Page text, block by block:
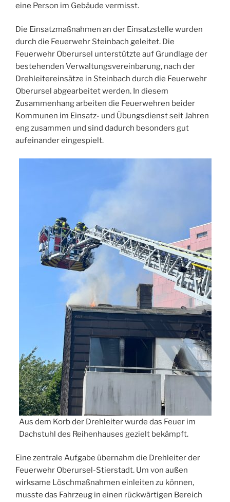
eine Person im Gebäude vermisst.
Die Einsatzmaßnahmen an der Einsatzstelle wurden
durch die Feuerwehr Steinbach geleitet. Die
Feuerwehr Oberursel unterstützte auf Grundlage der
bestehenden Verwaltungsvereinbarung, nach der
Drehleitereinsätze in Steinbach durch die Feuerwehr
Oberursel abgearbeitet werden. In diesem
Zusammenhang arbeiten die Feuerwehren beider
Kommunen im Einsatz- und Übungsdienst seit Jahren
eng zusammen und sind dadurch besonders gut
aufeinander eingespielt.
Aus dem Korb der Drehleiter wurde das Feuer im
Dachstuhl des Reihenhauses gezielt bekämpft.
Eine zentrale Aufgabe übernahm die Drehleiter der
Feuerwehr Oberursel-Stierstadt. Um von außen
wirksame Löschmaßnahmen einleiten zu können,
musste das Fahrzeug in einen rückwärtigen Bereich